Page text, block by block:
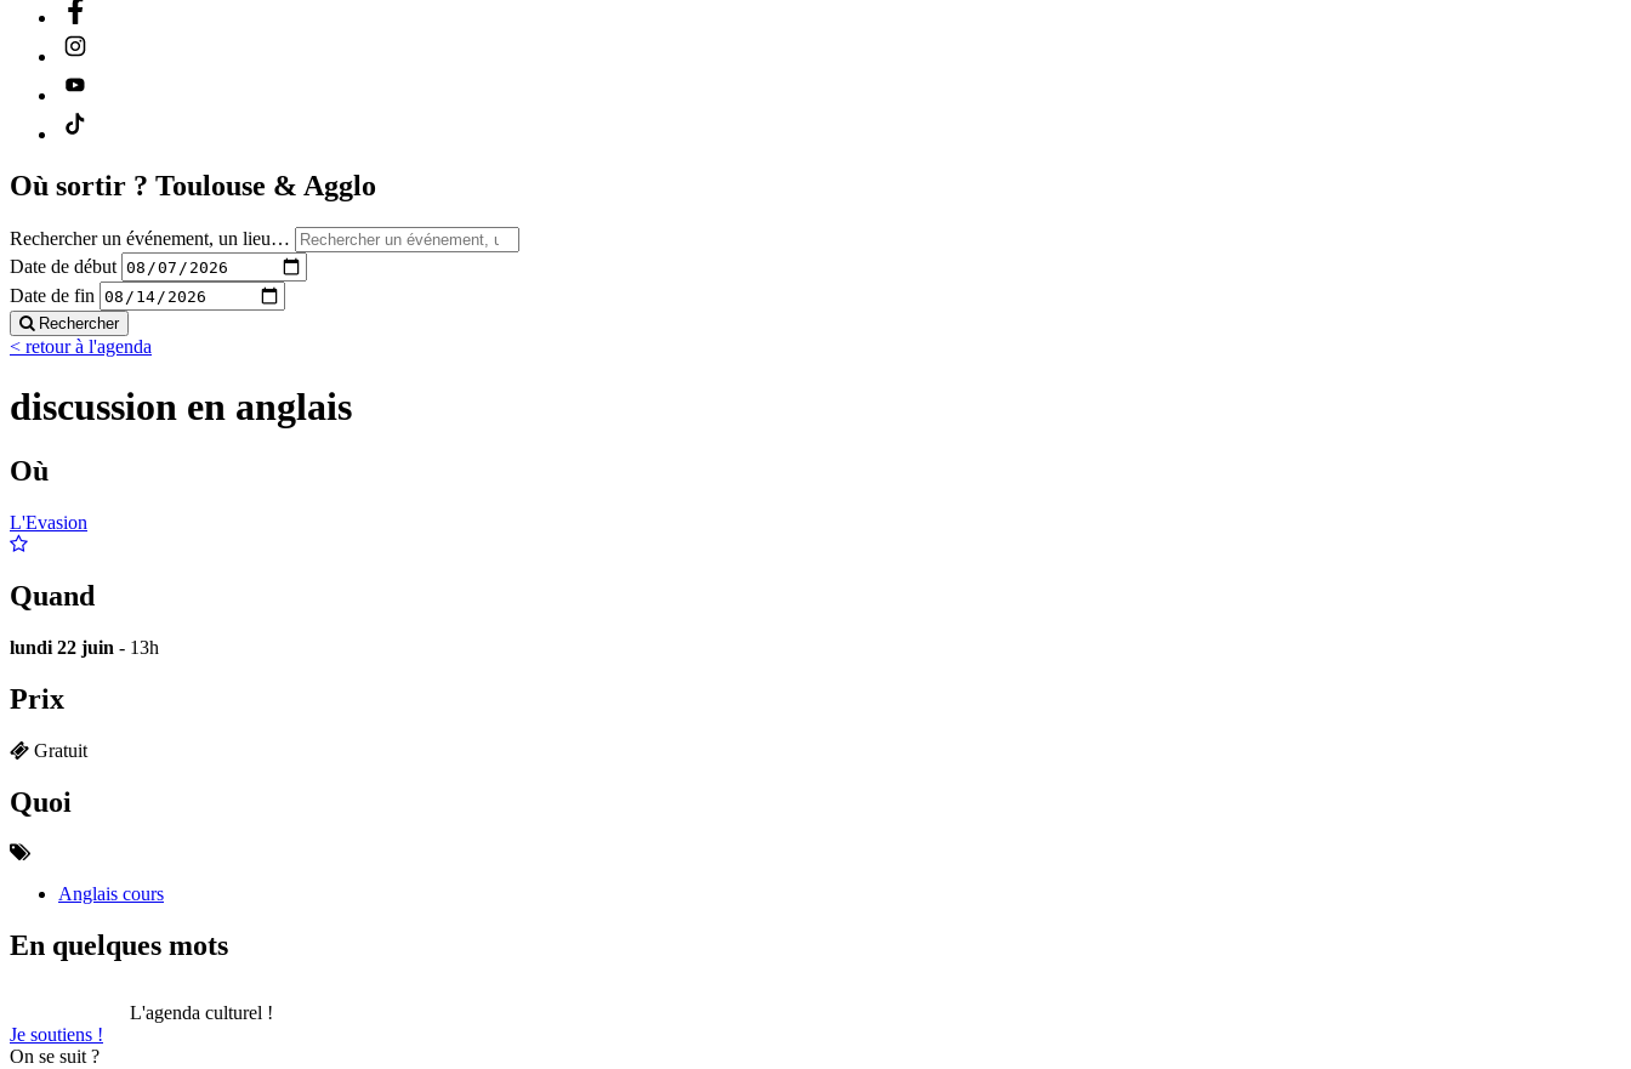
Où sortir ? Toulouse & Agglo
Rechercher un événement, un lieu…
Date de début
Date de fin
Rechercher
< retour à l'agenda
discussion en anglais
Où
L'Evasion
Quand
lundi 22 juin - 13h
Prix
Gratuit
Quoi
Anglais cours
En quelques mots
L'agenda culturel !
Je soutiens !
On se suit ?